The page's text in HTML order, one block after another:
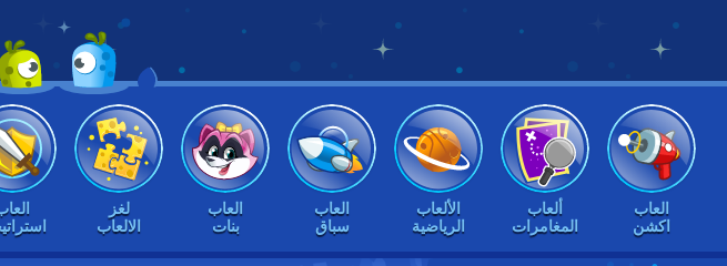
العاب
اكشن
ألعاب
المغامرات
الألعاب
الرياضية
العاب
سباق
العاب
بنات
لغز
الالعاب